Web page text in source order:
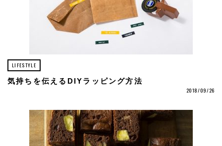
LIFESTYLE
気持ちを伝えるDIYラッピング方法
2018/09/26